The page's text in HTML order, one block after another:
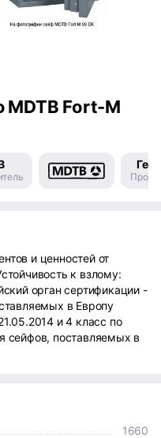
MDTB Fort-M
и ценностей от
к взлому:
орган сертификации -
в Европу
и 4 класс по
сейфов, поставляемых в
1660